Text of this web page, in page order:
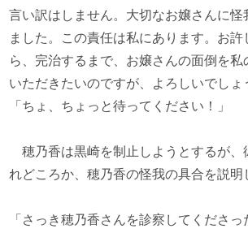
言い訳はしません。大切なお嬢さんに怪
ました。この責任は私にあります。お許
ら、完治するまで、お嬢さんの面倒を私
いただきたいのですが、よろしいでしょ
「ちょ、ちょっと待ってください！」
穂乃香は黒崎を制止しようとするが、
れどころか、穂乃香の怪我の具合を説明
「さっき穂乃香さんを診察してくださっ